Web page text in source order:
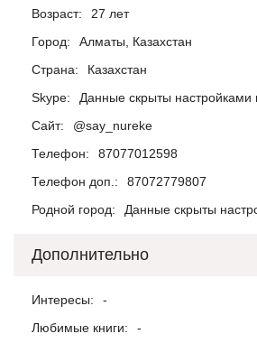
Возраст:
27 лет
Город:
Алматы, Казахстан
Страна:
Казахстан
Skype:
Данные скрыты настройками
Сайт:
@say_nureke
Телефон:
87077012598
Телефон доп.:
87072779807
Родной город:
Данные скрыты
Дополнительно
Интересы:
-
Любимые книги:
-